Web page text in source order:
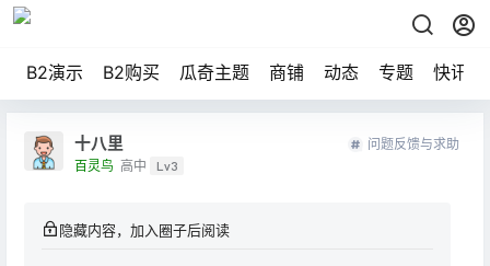
B2演示 B2购买 瓜奇主题 商铺 动态 专题 快讯
十八里
百灵鸟 高中 Lv3
问题反馈与求助
隐藏内容，加入圈子后阅读